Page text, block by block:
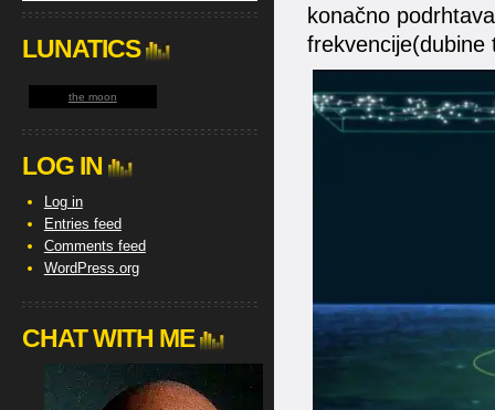
konačno
frekvencije(dubine
LUNATICS
the moon
LOG IN
Log in
Entries feed
Comments feed
WordPress.org
CHAT WITH ME